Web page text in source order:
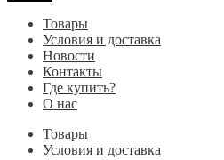
Товары
Условия и доставка
Новости
Контакты
Где купить?
О нас
Товары
Условия и доставка